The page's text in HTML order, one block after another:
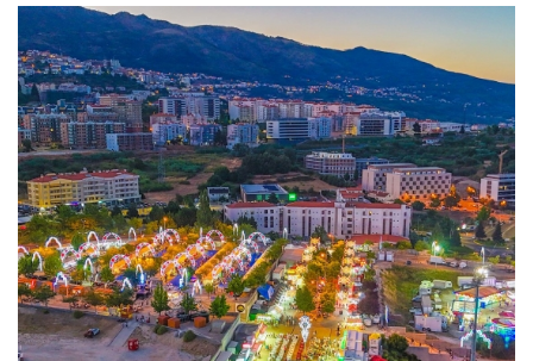
demonstra que a cidade continua a afirmar-se como um
polo económico e de referência na região.
#municipiodacovilha #atecerofuturo